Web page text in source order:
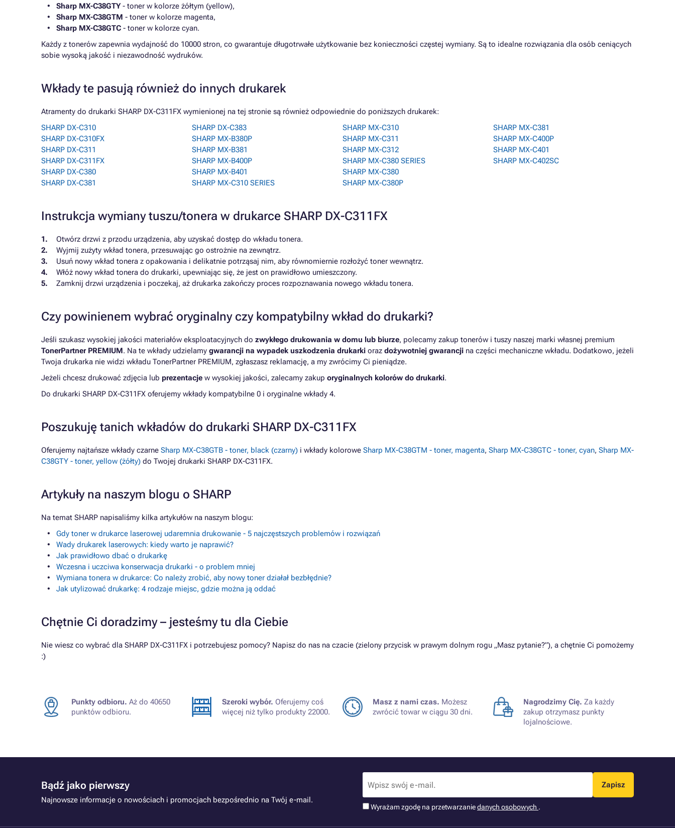
Sharp MX-C38GTY- toner w kolorze żółtym (yellow),
Sharp MX-C38GTM - toner w kolorze magenta,
Sharp MX-C38GTC - toner w kolorze cyan.
Każdy z tonerów zapewnia wydajność do 10000 stron, co gwarantuje długotrwałe użytkowanie bez konieczności częstej wymiany. Są to idealne rozwiązania dla osób ceniących
sobie wysoką jakość i niezawodność wydruków.
Wkłady te pasują również do innych drukarek
Atramenty do drukarki SHARP DX-C311FX wymienionej na tej stronie są również odpowiednie do poniższych drukarek:
SHARP DX-C310
SHARP DX-C310FX
SHARP DX-C311
SHARP DX-C311FX
SHARP DX-C380
SHARP DX-C381
SHARP DX-C383
SHARP MX-B380P
SHARP MX-B381
SHARP MX-B400P
SHARP MX-B401
SHARP MX-C310 SERIES
SHARP MX-C310
SHARP MX-C311
SHARP MX-C312
SHARP MX-C380 SERIES
SHARP MX-C380
SHARP MX-C380P
SHARP MX-C381
SHARP MX-C400P
SHARP MX-C401
SHARP MX-C402SC
Instrukcja wymiany tuszu/tonera w drukarce SHARP DX-C311FX
Otwórz drzwi z przodu urządzenia, aby uzyskać dostęp do wkładu tonera.
Wyjmij zużyty wkład tonera, przesuwając go ostrożnie na zewnątrz.
Usuń nowy wkład tonera z opakowania i delikatnie potrząsaj nim, aby równomiernie rozłożyć toner wewnątrz.
Włóż nowy wkład tonera do drukarki, upewniając się, że jest on prawidłowo umieszczony.
Zamknij drzwi urządzenia i poczekaj, aż drukarka zakończy proces rozpoznawania nowego wkładu tonera.
Czy powinienem wybrać oryginalny czy kompatybilny wkład do drukarki?
Jeśli szukasz wysokiej jakości materiałów eksploatacyjnych do zwykłego drukowania w domu lub biurze, polecamy zakup tonerów i tuszy naszej marki własnej premium
TonerPartner PREMIUM. Na te wkłady udzielamy gwarancji na wypadek uszkodzenia drukarki oraz dożywotniej gwarancji na części mechaniczne wkładu. Dodatkowo, jeżeli
Twoja drukarka nie widzi wkładu TonerPartner PREMIUM, zgłaszasz reklamację, a my zwrócimy Ci pieniądze.
Jeżeli chcesz drukować zdjęcia lub prezentacje w wysokiej jakości, zalecamy zakup oryginalnych kolorów do drukarki.
Do drukarki SHARP DX-C311FX oferujemy wkłady kompatybilne 0 i oryginalne wkłady 4.
Poszukuję tanich wkładów do drukarki SHARP DX-C311FX
Oferujemy najtańsze wkłady czarne Sharp MX-C38GTB - toner, black (czarny) i wkłady kolorowe Sharp MX-C38GTM - toner, magenta, Sharp MX-C38GTC - toner, cyan, Sharp MX-
C38GTY - toner, yellow (żółty) do Twojej drukarki SHARP DX-C311FX.
Artykuły na naszym blogu o SHARP
Na temat SHARP napisaliśmy kilka artykułów na naszym blogu:
Gdy toner w drukarce laserowej udaremnia drukowanie - 5 najczęstszych problemów i rozwiązań
Wady drukarek laserowych: kiedy warto je naprawić?
Jak prawidłowo dbać o drukarkę
Wczesna i uczciwa konserwacja drukarki - o problem mniej
Wymiana tonera w drukarce: Co należy zrobić, aby nowy toner działał bezbłędnie?
Jak utylizować drukarkę: 4 rodzaje miejsc, gdzie można ją oddać
Chętnie Ci doradzimy – jesteśmy tu dla Ciebie
Nie wiesz co wybrać dla SHARP DX-C311FX i potrzebujesz pomocy? Napisz do nas na czacie (zielony przycisk w prawym dolnym rogu „Masz pytanie?”), a chętnie Ci pomożemy
:)
Punkty odbioru. Aż do 40650
punktów odbioru.
Szeroki wybór. Oferujemy coś
więcej niż tylko produkty 22000.
Masz z nami czas. Możesz
zwrócić towar w ciągu 30 dni.
Nagrodzimy Cię. Za każdy
zakup otrzymasz punkty
lojalnościowe.
Bądź jako pierwszy
Najnowsze informacje o nowościach i promocjach bezpośrednio na Twój e-mail.
Zapisz
Wyrażam zgodę na przetwarzaniedanych osobowych .